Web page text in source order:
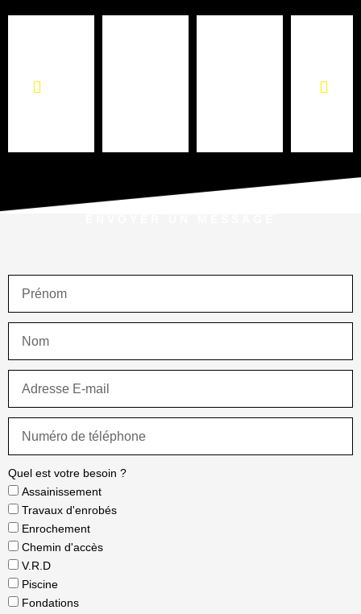
Quel est votre besoin ?
Assainissement
Travaux d'enrobés
Enrochement
Chemin d'accès
V.R.D
Piscine
Fondations